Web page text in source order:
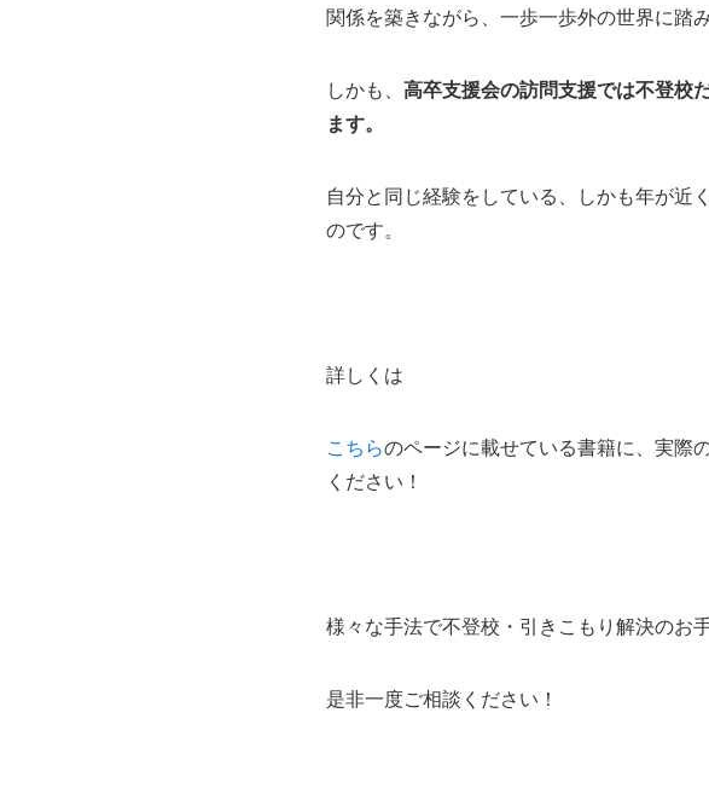
関係を築きながら、一歩一歩外の世界に踏
しかも、 高卒支援会の訪問支援では不登校
ます。
自分と同じ経験をしている、しかも年が近
のです。
詳しくは
こちらのページに載せている書籍に、実際
ください！
様々な手法で不登校・引きこもり解決のお
是非一度ご相談ください！